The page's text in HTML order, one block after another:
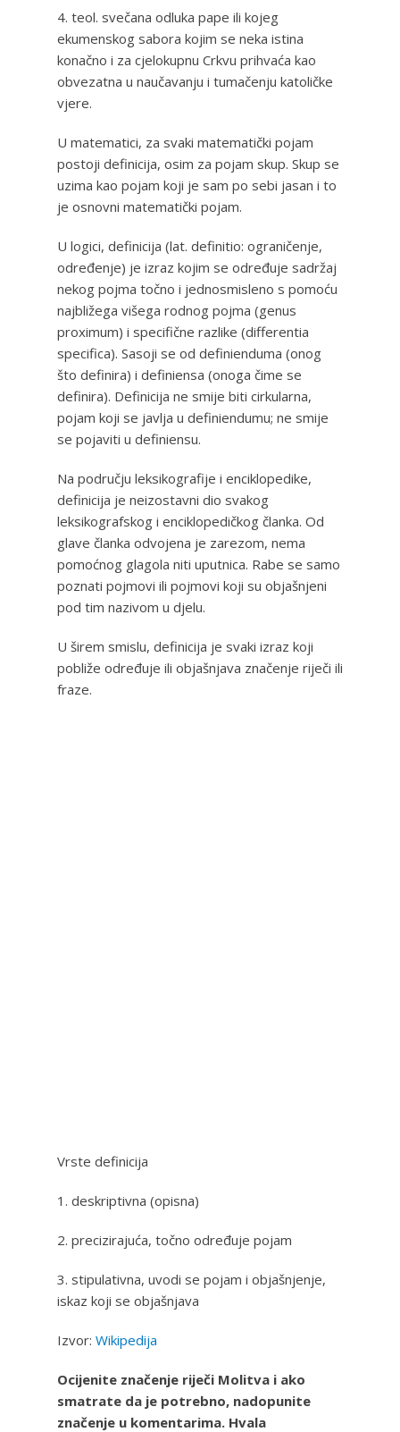
4. teol. svečana odluka pape ili kojeg
ekumenskog sabora kojim se neka istina
konačno i za cjelokupnu Crkvu prihvaća kao
obvezatna u naučavanju i tumačenju katoličke
vjere.
U matematici, za svaki matematički pojam
postoji definicija, osim za pojam skup. Skup se
uzima kao pojam koji je sam po sebi jasan i to
je osnovni matematički pojam.
U logici, definicija (lat. definitio: ograničenje,
određenje) je izraz kojim se određuje sadržaj
nekog pojma točno i jednosmisleno s pomoću
najbližega višega rodnog pojma (genus
proximum) i specifične razlike (differentia
specifica). Sasoji se od definienduma (onog
što definira) i definiensa (onoga čime se
definira). Definicija ne smije biti cirkularna,
pojam koji se javlja u definiendumu; ne smije
se pojaviti u definiensu.
Na području leksikografije i enciklopedike,
definicija je neizostavni dio svakog
leksikografskog i enciklopedičkog članka. Od
glave članka odvojena je zarezom, nema
pomoćnog glagola niti uputnica. Rabe se samo
poznati pojmovi ili pojmovi koji su objašnjeni
pod tim nazivom u djelu.
U širem smislu, definicija je svaki izraz koji
pobliže određuje ili objašnjava značenje riječi ili
fraze.
Vrste definicija
1. deskriptivna (opisna)
2. precizirajuća, točno određuje pojam
3. stipulativna, uvodi se pojam i objašnjenje,
iskaz koji se objašnjava
Izvor: Wikipedija
Ocijenite značenje riječi Molitva i ako
smatrate da je potrebno, nadopunite
značenje u komentarima. Hvala